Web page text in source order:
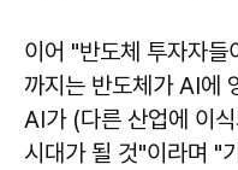
이어 "반도체 투자자
까지는 반도체가 AI에
AI가 (다른 산업에 이
시대가 될 것"이라며 "